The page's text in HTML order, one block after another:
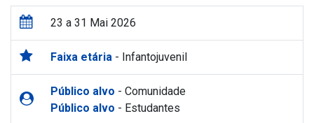
23 a 31 Mai 2026
Faixa etária - Infantojuvenil
Público alvo - Comunidade
Público alvo - Estudantes